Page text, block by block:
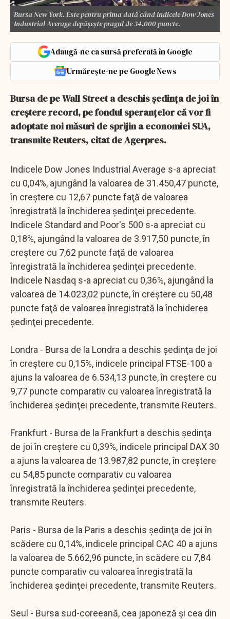
Bursa New York. Este pentru prima dată când indicele Dow Jones
Industrial Average depăşeşte pragul de 34.000 puncte.
Adaugă-ne ca sursă preferată în Google
Urmărește-ne pe Google News
Bursa de pe Wall Street a deschis şedinţa de joi în
creştere record, pe fondul speranţelor că vor fi
adoptate noi măsuri de sprijin a economiei SUA,
transmite Reuters, citat de Agerpres.
Indicele Dow Jones Industrial Average s-a apreciat
cu 0,04%, ajungând la valoarea de 31.450,47 puncte,
în creştere cu 12,67 puncte faţă de valoarea
înregistrată la închiderea şedinţei precedente.
Indicele Standard and Poor's 500 s-a apreciat cu
0,18%, ajungând la valoarea de 3.917,50 puncte, în
creştere cu 7,62 puncte faţă de valoarea
înregistrată la închiderea şedinţei precedente.
Indicele Nasdaq s-a apreciat cu 0,36%, ajungând la
valoarea de 14.023,02 puncte, în creştere cu 50,48
puncte faţă de valoarea înregistrată la închiderea
şedinţei precedente.
Londra - Bursa de la Londra a deschis şedinţa de joi
în creştere cu 0,15%, indicele principal FTSE-100 a
ajuns la valoarea de 6.534,13 puncte, în creştere cu
9,77 puncte comparativ cu valoarea înregistrată la
închiderea şedinţei precedente, transmite Reuters.
Frankfurt - Bursa de la Frankfurt a deschis şedinţa
de joi în creştere cu 0,39%, indicele principal DAX 30
a ajuns la valoarea de 13.987,82 puncte, în creştere
cu 54,85 puncte comparativ cu valoarea
înregistrată la închiderea şedinţei precedente,
transmite Reuters.
Paris - Bursa de la Paris a deschis şedinţa de joi în
scădere cu 0,14%, indicele principal CAC 40 a ajuns
la valoarea de 5.662,96 puncte, în scădere cu 7,84
puncte comparativ cu valoarea înregistrată la
închiderea şedinţei precedente, transmite Reuters.
Seul - Bursa sud-coreeană, cea japoneză şi cea din